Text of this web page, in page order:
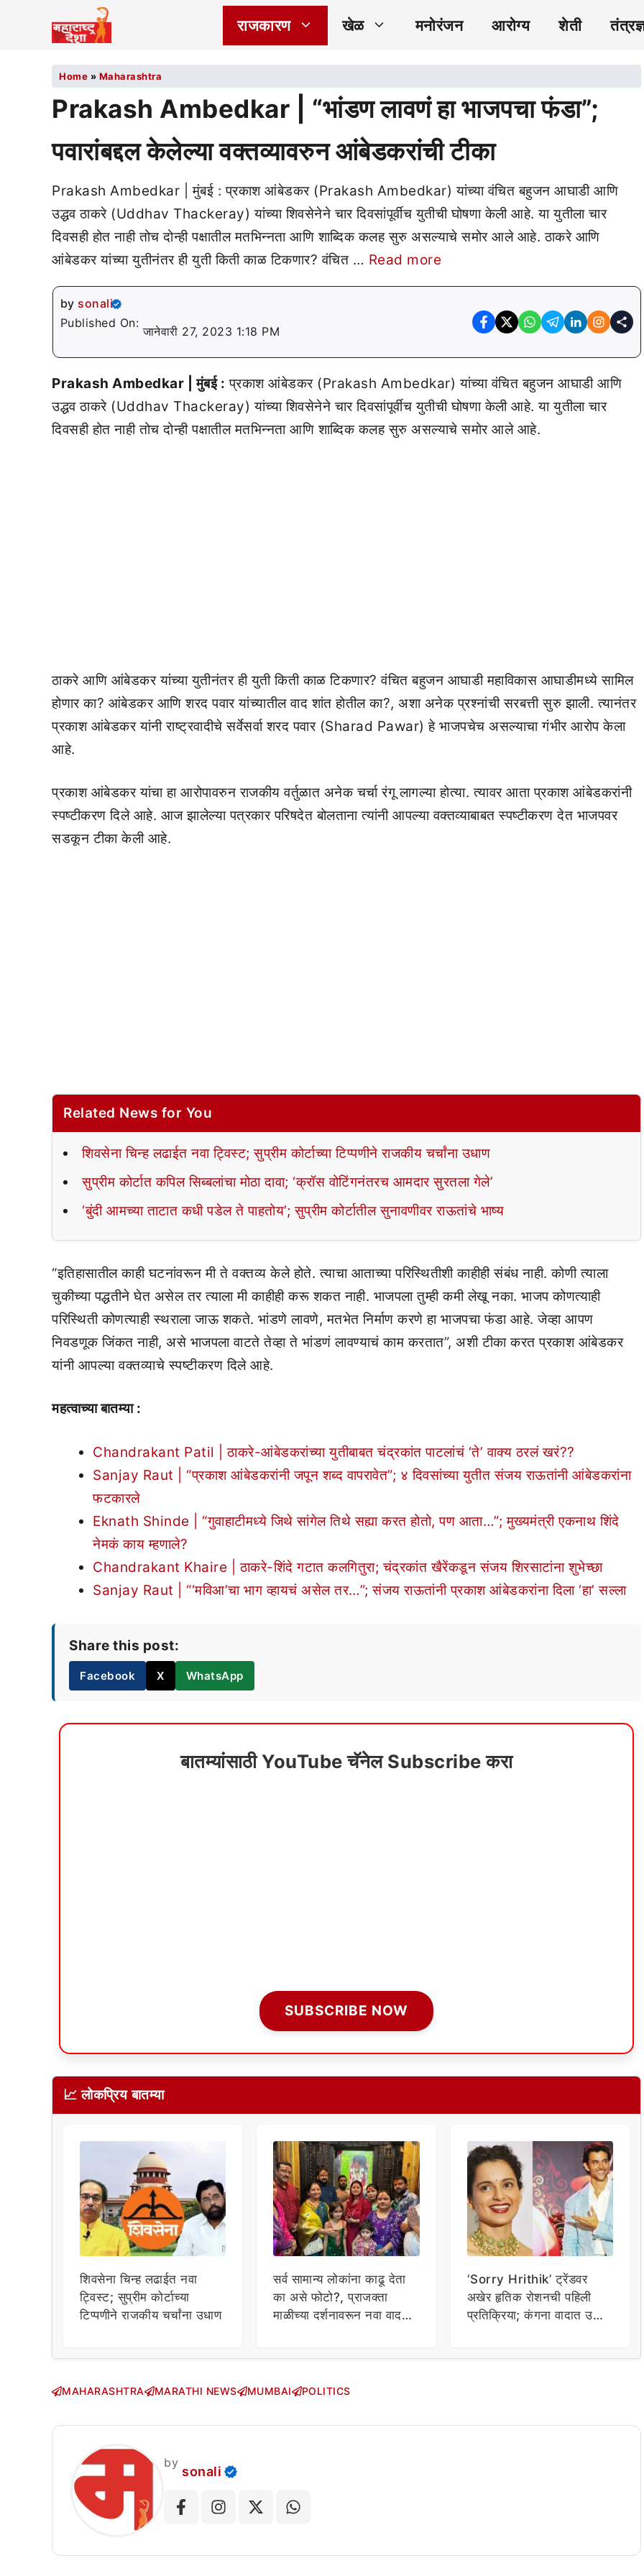
राजकारण खेळ मनोरंजन आरोग्य शेती
Home » Maharashtra
Prakash Ambedkar | “भांडण लावणं हा भाजपचा फंडा”;
पवारांबद्दल केलेल्या वक्तव्यावरुन आंबेडकरांची टीका
Prakash Ambedkar | मुंबई : प्रकाश आंबेडकर (Prakash Ambedkar) यांच्या वंचित बहुजन आघाडी आणि
उद्धव ठाकरे (Uddhav Thackeray) यांच्या शिवसेनेने चार दिवसांपूर्वीच युतीची घोषणा केली आहे. या युतीला चार
दिवसही होत नाही तोच दोन्ही पक्षातील मतभिन्नता आणि शाब्दिक कलह सुरु असल्याचे समोर आले आहे. ठाकरे आणि
आंबेडकर यांच्या युतीनंतर ही युती किती काळ टिकणार? वंचित … Read more
by sonali
Published On:
जानेवारी 27, 2023 1:18 PM
Prakash Ambedkar | मुंबई : प्रकाश आंबेडकर (Prakash Ambedkar) यांच्या वंचित बहुजन आघाडी आणि
उद्धव ठाकरे (Uddhav Thackeray) यांच्या शिवसेनेने चार दिवसांपूर्वीच युतीची घोषणा केली आहे. या युतीला चार
दिवसही होत नाही तोच दोन्ही पक्षातील मतभिन्नता आणि शाब्दिक कलह सुरु असल्याचे समोर आले आहे.
ठाकरे आणि आंबेडकर यांच्या युतीनंतर ही युती किती काळ टिकणार? वंचित बहुजन आघाडी महाविकास आघाडीमध्ये सामिल
होणार का? आंबेडकर आणि शरद पवार यांच्यातील वाद शांत होतील का?, अशा अनेक प्रश्नांची सरबत्ती सुरु झाली. त्यानंतर
प्रकाश आंबेडकर यांनी राष्ट्रवादीचे सर्वेसर्वा शरद पवार (Sharad Pawar) हे भाजपचेच असल्याचा गंभीर आरोप केला
आहे.
प्रकाश आंबेडकर यांचा हा आरोपावरुन राजकीय वर्तुळात अनेक चर्चा रंगू लागल्या होत्या. त्यावर आता प्रकाश आंबेडकरांनी
स्पष्टीकरण दिले आहे. आज झालेल्या पत्रकार परिषदेत बोलताना त्यांनी आपल्या वक्तव्याबाबत स्पष्टीकरण देत भाजपवर
सडकून टीका केली आहे.
Related News for You
शिवसेना चिन्ह लढाईत नवा ट्विस्ट; सुप्रीम कोर्टाच्या टिप्पणीने राजकीय चर्चांना उधाण
सुप्रीम कोर्टात कपिल सिब्बलांचा मोठा दावा; ‘क्रॉस वोटिंगनंतरच आमदार सुरतला गेले’
‘बुंदी आमच्या ताटात कधी पडेल ते पाहतोय’; सुप्रीम कोर्टातील सुनावणीवर राऊतांचे भाष्य
“इतिहासातील काही घटनांवरून मी ते वक्तव्य केले होते. त्याचा आताच्या परिस्थितीशी काहीही संबंध नाही. कोणी त्याला
चुकीच्या पद्धतीने घेत असेल तर त्याला मी काहीही करू शकत नाही. भाजपला तुम्ही कमी लेखू नका. भाजप कोणत्याही
परिस्थिती कोणत्याही स्थराला जाऊ शकते. भांडणे लावणे, मतभेत निर्माण करणे हा भाजपचा फंडा आहे. जेव्हा आपण
निवडणूक जिंकत नाही, असे भाजपला वाटते तेव्हा ते भांडणं लावण्याचं काम करतात”, अशी टीका करत प्रकाश आंबेडकर
यांनी आपल्या वक्तव्याचे स्पष्टीकरण दिले आहे.
महत्वाच्या बातम्या :
Chandrakant Patil | ठाकरे-आंबेडकरांच्या युतीबाबत चंद्रकांत पाटलांचं ‘ते’ वाक्य ठरलं खरं??
Sanjay Raut | “प्रकाश आंबेडकरांनी जपून शब्द वापरावेत”; ४ दिवसांच्या युतीत संजय राऊतांनी आंबेडकरांना
फटकारले
Eknath Shinde | “गुवाहाटीमध्ये जिथे सांगेल तिथे सह्या करत होतो, पण आता…”; मुख्यमंत्री एकनाथ शिंदे
नेमकं काय म्हणाले?
Chandrakant Khaire | ठाकरे-शिंदे गटात कलगितुरा; चंद्रकांत खैरेंकडून संजय शिरसाटांना शुभेच्छा
Sanjay Raut | “‘मविआ’चा भाग व्हायचं असेल तर…”; संजय राऊतांनी प्रकाश आंबेडकरांना दिला ‘हा’ सल्ला
Share this post:
Facebook X WhatsApp
बातम्यांसाठी YouTube चॅनेल Subscribe करा
SUBSCRIBE NOW
📈 लोकप्रिय बातम्या
शिवसेना चिन्ह लढाईत नवा
ट्विस्ट; सुप्रीम कोर्टाच्या
टिप्पणीने राजकीय चर्चांना उधाण
सर्व सामान्य लोकांना काढू देता
का असे फोटो?, प्राजक्ता
माळीच्या दर्शनावरून नवा वाद;
‘Sorry Hrithik’ ट्रेंडवर
अखेर हृतिक रोशनची पहिली
प्रतिक्रिया; कंगना वादात उडी
MAHARASHTRA MARATHI NEWS MUMBAI POLITICS
by
sonali